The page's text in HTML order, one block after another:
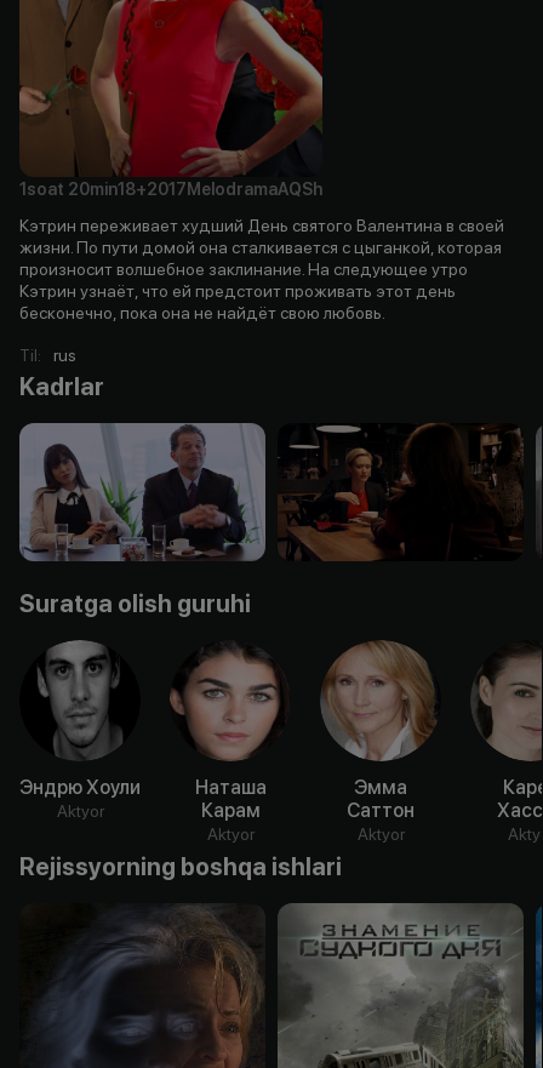
1soat 20min18+2017 MelodramaAQSh
Кэтрин переживает худший День святого Валентина в своей
жизни. По пути домой она сталкивается с цыганкой, которая
произносит волшебное заклинание. На следующее утро
Кэтрин узнаёт, что ей предстоит проживать этот день
бесконечно, пока она не найдёт свою любовь.
Til: rus
Kadrlar
Suratga olish guruhi
Эндрю Хоули
Aktyor
Наташа
Карам
Aktyor
Эмма
Саттон
Aktyor
Rejissyorning boshqa ishlari